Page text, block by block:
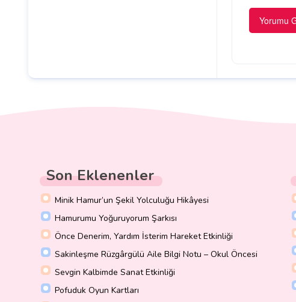
Son Eklenenler
Minik Hamur’un Şekil Yolculuğu Hikâyesi
Hamurumu Yoğuruyorum Şarkısı
Önce Denerim, Yardım İsterim Hareket Etkinliği
Sakinleşme Rüzgârgülü Aile Bilgi Notu – Okul Öncesi
Sevgin Kalbimde Sanat Etkinliği
Pofuduk Oyun Kartları